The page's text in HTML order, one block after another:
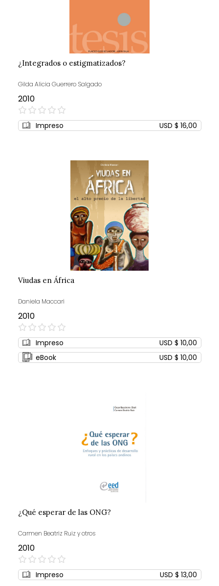
¿Integrados o estigmatizados?
Gilda Alicia Guerrero Salgado
2010
0%
Impreso USD $ 16,00
Viudas en África
Daniela Maccari
2010
0%
Impreso
USD $ 10,00
eBook
USD $ 10,00
¿Qué esperar de las ONG?
Carmen Beatriz Ruiz y otros
2010
0%
Impreso USD $ 13,00